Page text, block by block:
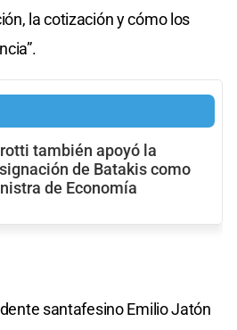
la cotización y cómo los
también apoyó la
de Batakis como
de Economía
santafesino Emilio Jatón